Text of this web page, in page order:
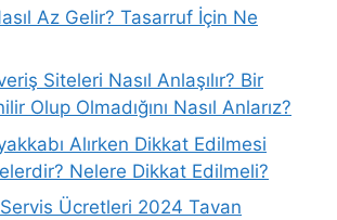
Az Gelir? Tasarruf İçin Ne
Siteleri Nasıl Anlaşılır? Bir
Olup Olmadığını Nasıl Anlarız?
Alırken Dikkat Edilmesi
Nelere Dikkat Edilmeli?
Ücretleri 2024 Tavan